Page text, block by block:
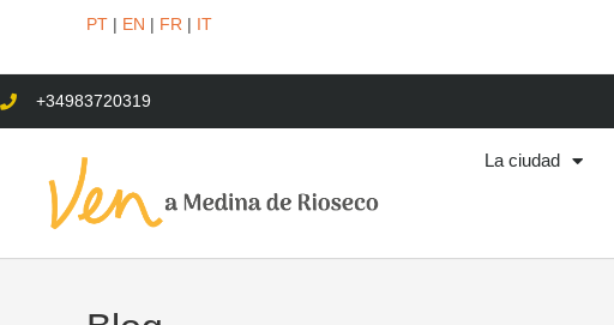
PT | EN | FR | IT
+34983720319
La ciudad